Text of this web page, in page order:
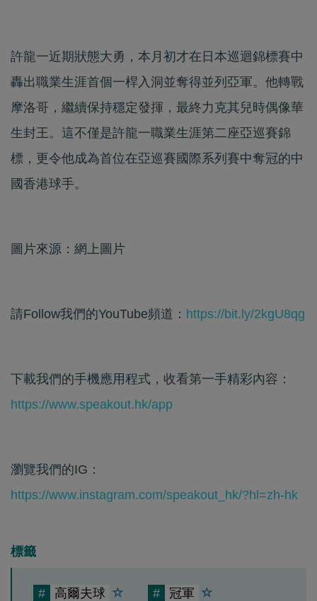
許龍一近期狀態大勇，本月初才在日本巡迴錦標賽中
轟出職業生涯首個一桿入洞並奪得並列亞軍。他轉戰
摩洛哥，繼續保持穩定發揮，最終力克其兒時偶像華
生封王。這不僅是許龍一職業生涯第二座亞巡賽錦
標，更令他成為首位在亞巡賽國際系列賽中奪冠的中
國香港球手。
圖片來源：網上圖片
請Follow我們的YouTube頻道： https://bit.ly/2kgU8qg
下載我們的手機應用程式，收看第一手精彩內容：
https://www.speakout.hk/app
瀏覽我們的IG：
https://www.instagram.com/speakout_hk/?hl=zh-hk
標籤
# 高爾夫球 # 冠軍